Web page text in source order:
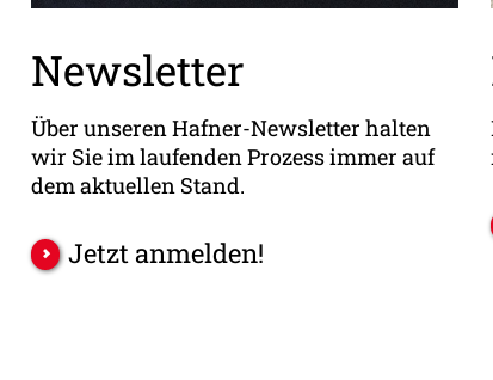
Newsletter
Über unseren Hafner-Newsletter halten
wir Sie im laufenden Prozess immer auf
dem aktuellen Stand.
Jetzt anmelden!